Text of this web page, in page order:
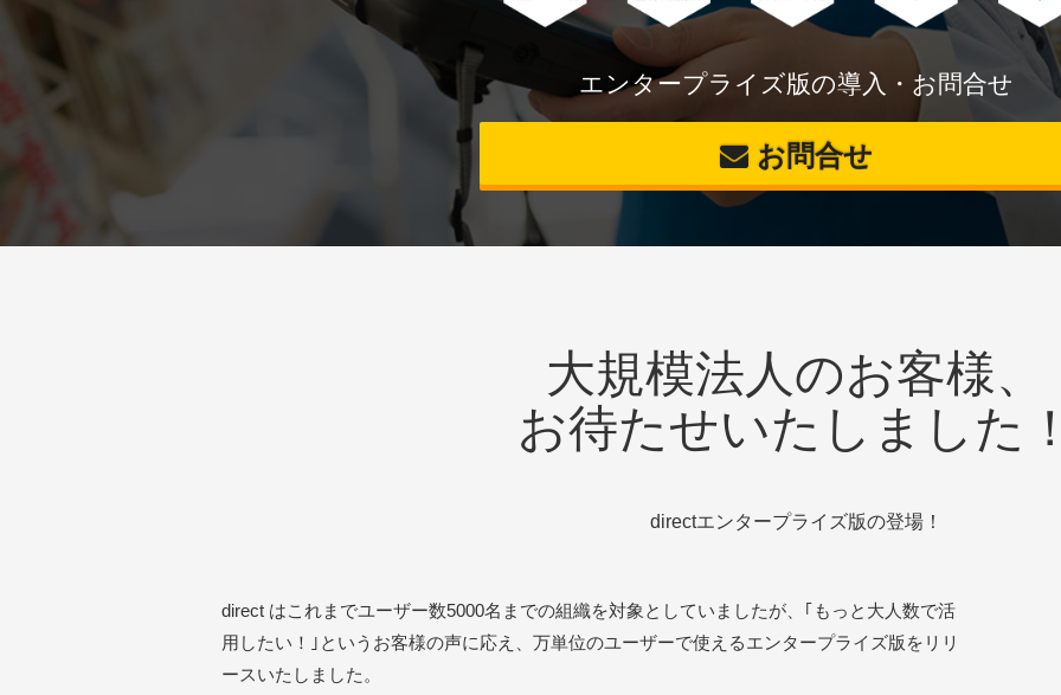
エンタープライズ版の導入・お問合せ
お問合せ
大規模法人のお客様、
お待たせいたしました
directエンタープライズ版の登場！
direct はこれまでユーザー数5000名までの組織を対象としていましたが、｢もっと大人数で活
用したい！｣というお客様の声に応え、万単位のユーザーで使えるエンタープライズ版をリリ
ースいたしました。